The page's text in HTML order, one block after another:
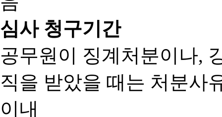
심사 청구기간
공무원이 징계처분이나,
직을 받았을 때는 처분사
이내